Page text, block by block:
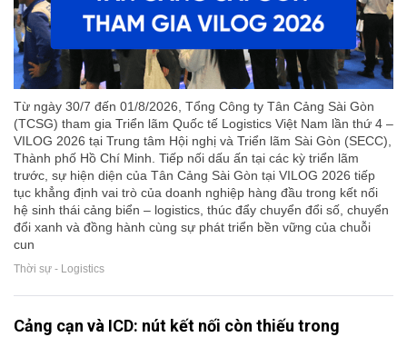
Từ ngày 30/7 đến 01/8/2026, Tổng Công ty Tân Cảng Sài Gòn
(TCSG) tham gia Triển lãm Quốc tế Logistics Việt Nam lần thứ 4 –
VILOG 2026 tại Trung tâm Hội nghị và Triển lãm Sài Gòn (SECC),
Thành phố Hồ Chí Minh. Tiếp nối dấu ấn tại các kỳ triển lãm
trước, sự hiện diện của Tân Cảng Sài Gòn tại VILOG 2026 tiếp
tục khẳng định vai trò của doanh nghiệp hàng đầu trong kết nối
hệ sinh thái cảng biển – logistics, thúc đẩy chuyển đổi số, chuyển
đổi xanh và đồng hành cùng sự phát triển bền vững của chuỗi
cun
Thời sự - Logistics
Cảng cạn và ICD: nút kết nối còn thiếu trong